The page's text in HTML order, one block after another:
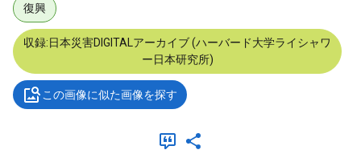
復興
収録:日本災害DIGITALアーカイブ (ハーバード大学ライシャワ
ー日本研究所)
この画像に似た画像を探す